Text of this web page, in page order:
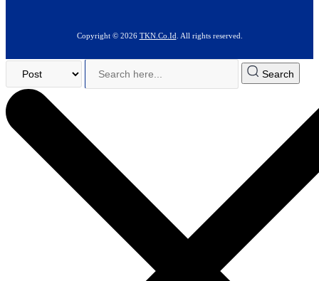
Copyright © 2026 TKN.Co.Id . All rights reserved.
Search